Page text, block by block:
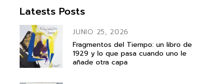
Latests Posts
JUNIO 25, 2026
Fragmentos del Tiempo: un libro de
1929 y lo que pasa cuando uno le
añade otra capa